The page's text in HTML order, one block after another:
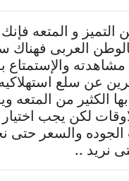
و المتعه
العربى فهناك
والإستمتاع
عن سلع استهلاكيه
الكثير من المتعه
لكن يجب اختيار
والسعر حتى
نريد ..